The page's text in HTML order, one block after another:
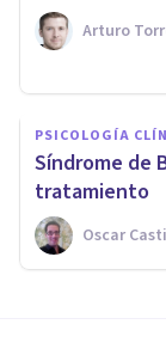
Arturo
PSICOLOGÍA
Síndrome de
tratamiento
Oscar